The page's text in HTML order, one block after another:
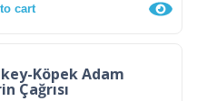
cart
Köpek Adam
Çağrısı